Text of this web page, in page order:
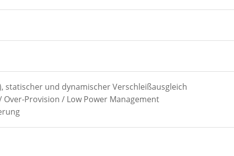
statischer und dynamischer Verschleißausgleich
Over-Provision / Low Power Management